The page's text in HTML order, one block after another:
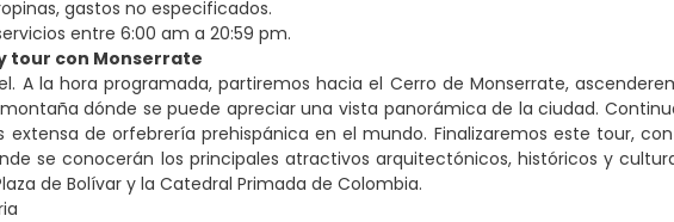
gastos no especificados.
entre 6:00 am a 20:59 pm.
tour con Monserrate
A la hora programada, partiremos hacia el Cerro de Monserrate,
dónde se puede apreciar una vista panorámica de la ciudad.
de orfebrería prehispánica en el mundo. Finalizaremos este tour,
se conocerán los principales atractivos arquitectónicos, históricos y
de Bolívar y la Catedral Primada de Colombia.